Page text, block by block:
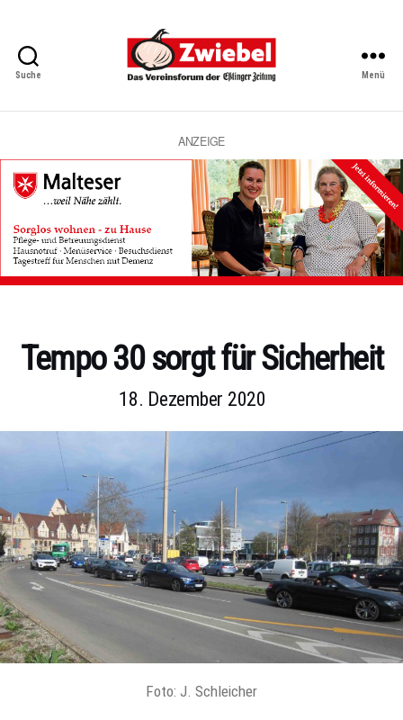
Suche
Vereinsforum
Eßlinger
Zeitung
Menü
ANZEIGE
Kategorien
Tempo 30 sorgt für Sicherheit
18. Dezember 2020
Foto: J. Schleicher